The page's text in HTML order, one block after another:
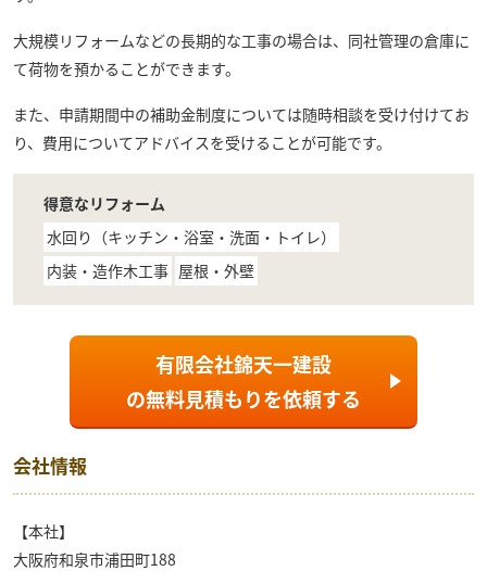
大規模リフォームなどの長期的な工事の場合は、同社管理の倉庫に
て荷物を預かることができます。
また、申請期間中の補助金制度については随時相談を受け付けてお
り、費用についてアドバイスを受けることが可能です。
得意なリフォーム
水回り（キッチン・浴室・洗面・トイレ）
内装・造作木工事 屋根・外壁
有限会社錦天一建設
の無料見積もりを依頼する
会社情報
【本社】
大阪府和泉市浦田町188